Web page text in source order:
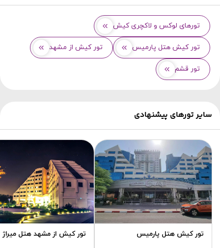
تورهای لوکس و لاکچری کیش
تور کیش هتل پارمیس تور کیش از مشهد
تور قشم
سایر تورهای پیشنهادی
تور کیش هتل پارمیس تور کیش از مشهد هتل میراژ